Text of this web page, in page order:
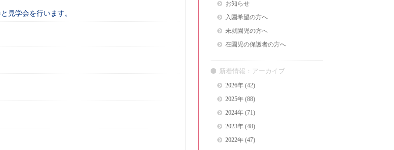
見学会を行います。
お知らせ
入園希望の方へ
未就園児の方へ
在園児の保護者の方へ
新着情報：アーカイブ
2026年(42)
2025年(88)
2024年(71)
2023年(48)
2022年(47)